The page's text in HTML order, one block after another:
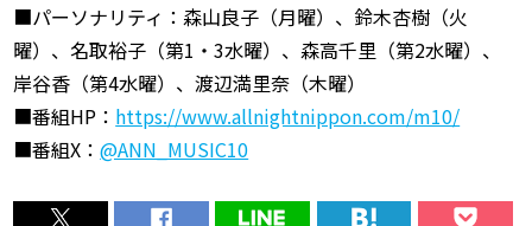
■パーソナリティ：森山良子（月曜）、鈴木杏樹（火
曜）、名取裕子（第1・3水曜）、森高千里（第2水曜）、
岸谷香（第4水曜）、渡辺満里奈（木曜）
■番組HP： https://www.allnightnippon.com/m10/
■番組X：@ANN_MUSIC10